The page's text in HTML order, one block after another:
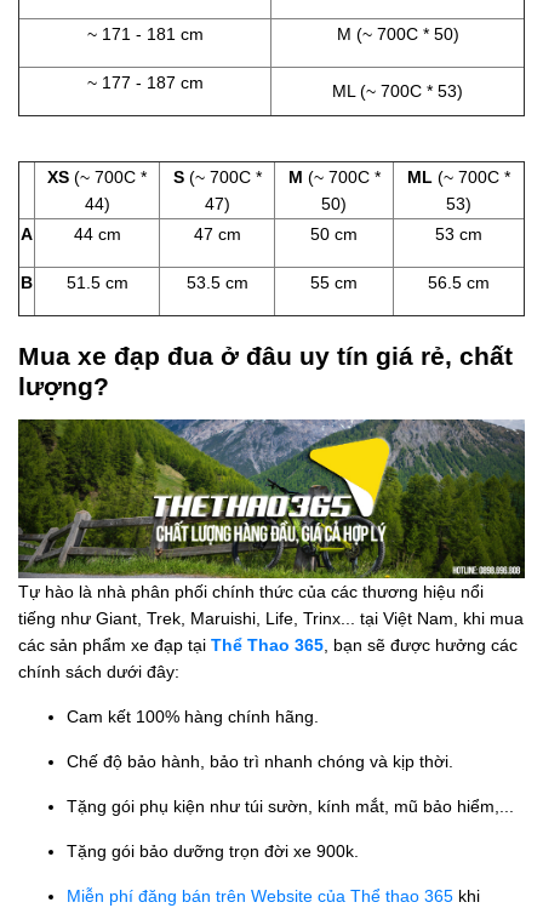
~ 171 - 181 cm M (~ 700C * 50)
~ 177 - 187 cm ML (~ 700C * 53)
XS (~ 700C *
44)
S (~ 700C *
47)
M (~ 700C *
50)
ML (~ 700C *
53)
A
44 cm 47 cm 50 cm 53 cm
B 51.5 cm 53.5 cm 55 cm 56.5 cm
Mua xe đạp đua ở đâu uy tín giá rẻ, chất
lượng?
Tự hào là nhà phân phối chính thức của các thương hiệu nổi
tiếng như Giant, Trek, Maruishi, Life, Trinx... tại Việt Nam, khi mua
các sản phẩm xe đạp tại Thể Thao 365 , bạn sẽ được hưởng các
chính sách dưới đây:
Cam kết 100% hàng chính hãng.
Chế độ bảo hành, bảo trì nhanh chóng và kịp thời.
Tặng gói phụ kiện như túi sườn, kính mắt, mũ bảo hiểm,...
Tặng gói bảo dưỡng trọn đời xe 900k.
Miễn phí đăng bán trên Website của Thể thao 365 khi